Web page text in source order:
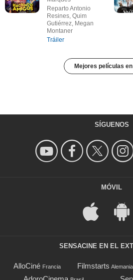
Reparto Antonio
Resines, Quim
Gutiérrez, Megan
Montaner
Tráiler
Mejores películas
SÍGUENOS
MÓVIL
SENSACINE EN EL
AlloCiné Francia Filmstarts Alemania